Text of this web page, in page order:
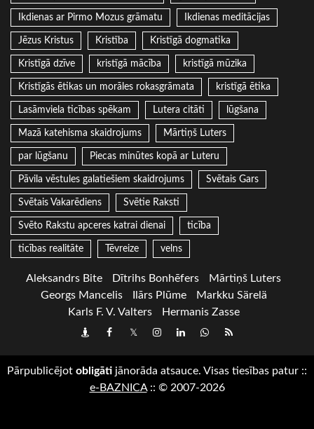
Ikdienas ar Pirmo Mozus grāmatu Ikdienas meditācijas
Jēzus Kristus Kristība Kristīgā dogmatika
Kristīgā dzīve kristīgā mācība kristīgā mūzika
Kristīgās ētikas un morāles rokasgrāmata kristīgā ētika
Lasāmviela ticības spēkam Lutera citāti lūgšana
Mazā katehisma skaidrojums Mārtiņš Luters
par lūgšanu Piecas minūtes kopā ar Luteru
Pāvila vēstules galatiešiem skaidrojums Svētais Gars
Svētais Vakarēdiens Svētie Raksti
Svēto Rakstu apceres katrai dienai ticība
ticības realitāte Tēvreize velns
Aleksandrs Bite Dītrihs Bonhēfers
Mārtiņš Luters
Georgs Mancelis
Ilārs Plūme
Markku Särelä
Karls F. V. Valters
Hermanis Zasse
DraugiemFacebook
TwitterInstagram
LinkedInwhatsapp
RSS
Pārpublicējot obligāti jānorāda atsauce. Visas tiesības patur ::
e-BAZNICA:: © 2007-2026